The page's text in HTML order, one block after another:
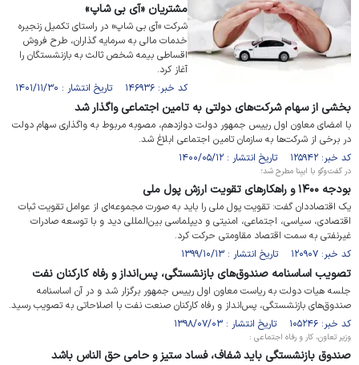
مشتریان «آی بی شاپ»
شرکت «آی بی شاپ» در راستای تکمیل زنجیره
خدمات مالی به سرمایه گذاران، طرح فروش
اقساطی بیمه شخص ثالث به بازنشستگان را
آغاز کرد.
کد خبر: ۱۴۶۹۳۶ تاریخ انتشار : ۱۴۰۱/۱۱/۳۰
بخشی از سهام شرکت‌های دولتی به تامین اجتماعی واگذار شد
با امضای معاون اول رییس جمهور دولت دوازدهم، مصوبه مربوط به واگذاری سهام دولت
در برخی از شرکت‌ها به سازمان تامین اجتماعی ابلاغ شد.
کد خبر: ۱۲۵۹۴۲ تاریخ انتشار : ۱۴۰۰/۰۵/۱۲
در گفت‌وگو با ایبِنا مطرح شد؛
بودجه ۱۴۰۰ و راهکارهای تقویت ارزش پول ملی
یک اقتصاددان گفت: تقویت پول ملی را باید به صورت مجموعه‌ای از عوامل تقویت ثبات
اقتصادی، سیاسی، اجتماعی، امنیتی و دیپلماسی بین‌المللی دید و با توسعه صادرات
غیرنفتی به سمت اقتصاد مقاومتی حرکت کرد.
کد خبر: ۱۲۰۹۰۷ تاریخ انتشار : ۱۳۹۹/۱۰/۱۳
تصویب اساسنامه صندوق‌های بازنشستگی، پس‌انداز و رفاه کارکنان نفت
جلسه هیات دولت به ریاست معاون اول رییس جمهور برگزار شد و در آن اساسنامه
صندوق‌های بازنشستگی، پس‌انداز و رفاه کارکنان صنعت نفت با اصلاحاتی به تصویب رسید.
کد خبر: ۱۰۵۲۴۶ تاریخ انتشار : ۱۳۹۸/۰۷/۰۳
وزیر تعاون، کار و رفاه اجتماعی :
صندوق بازنشستگی باید شفاف، فساد ستیز و حامی حق الناس باشد